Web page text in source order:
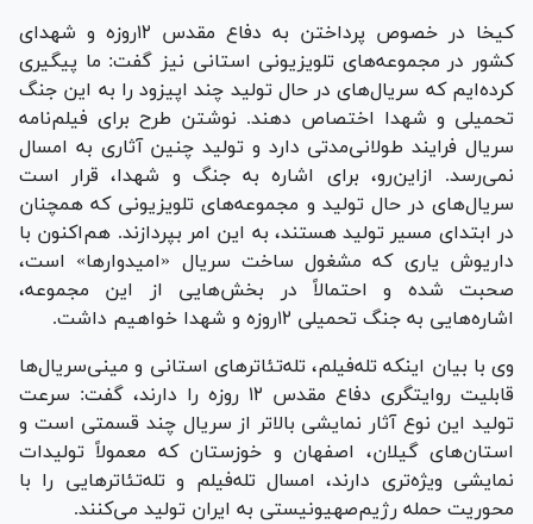
کیخا در خصوص پرداختن به دفاع مقدس ۱۲روزه و شهدای
کشور در مجموعه‌های تلویزیونی استانی نیز گفت: ما پیگیری
کرده‌ایم که سریال‌های در حال تولید چند اپیزود را به این جنگ
تحمیلی و شهدا اختصاص دهند. نوشتن طرح برای فیلم‌نامه
سریال فرایند طولانی‌مدتی دارد و تولید چنین آثاری به امسال
نمی‌رسد. ازاین‌رو، برای اشاره به جنگ و شهدا، قرار است
سریال‌های در حال تولید و مجموعه‌های تلویزیونی که همچنان
در ابتدای مسیر تولید هستند، به این امر بپردازند. هم‌اکنون با
داریوش یاری که مشغول ساخت سریال «امیدوارها» است،
صحبت شده و احتمالاً در بخش‌هایی از این مجموعه،
اشاره‌هایی به جنگ تحمیلی ۱۲روزه و شهدا خواهیم داشت.
وی با بیان اینکه تله‌فیلم، تله‌تئاتر‌های استانی و مینی‌سریال‌ها
قابلیت روایتگری دفاع مقدس ۱۲ روزه را دارند، گفت: سرعت
تولید این نوع آثار نمایشی بالاتر از سریال چند قسمتی است و
استان‌های گیلان، اصفهان و خوزستان که معمولاً تولیدات
نمایشی ویژه‌تری دارند، امسال تله‌فیلم و تله‌تئاتر‌هایی را با
محوریت حمله رژیم‌صهیونیستی به ایران تولید می‌کنند.